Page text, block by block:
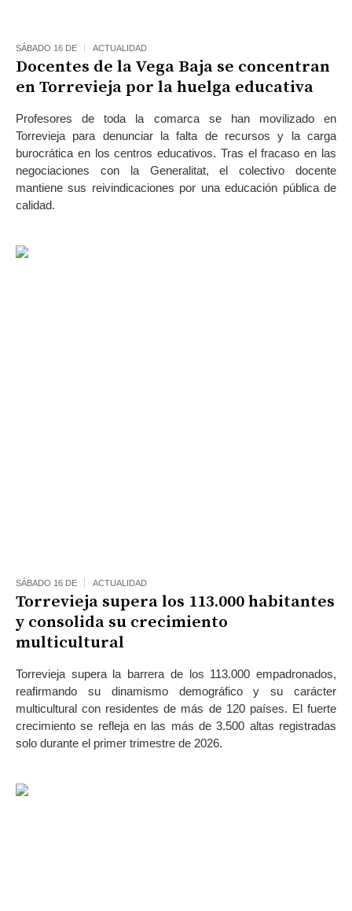
SÁBADO 16 DE ACTUALIDAD
Docentes de la Vega Baja se concentran
en Torrevieja por la huelga educativa
Profesores de toda la comarca se han movilizado en
Torrevieja para denunciar la falta de recursos y la carga
burocrática en los centros educativos. Tras el fracaso en las
negociaciones con la Generalitat, el colectivo docente
mantiene sus reivindicaciones por una educación pública de
calidad.
SÁBADO 16 DE ACTUALIDAD
Torrevieja supera los 113.000 habitantes
y consolida su crecimiento
multicultural
Torrevieja supera la barrera de los 113.000 empadronados,
reafirmando su dinamismo demográfico y su carácter
multicultural con residentes de más de 120 países. El fuerte
crecimiento se refleja en las más de 3.500 altas registradas
solo durante el primer trimestre de 2026.